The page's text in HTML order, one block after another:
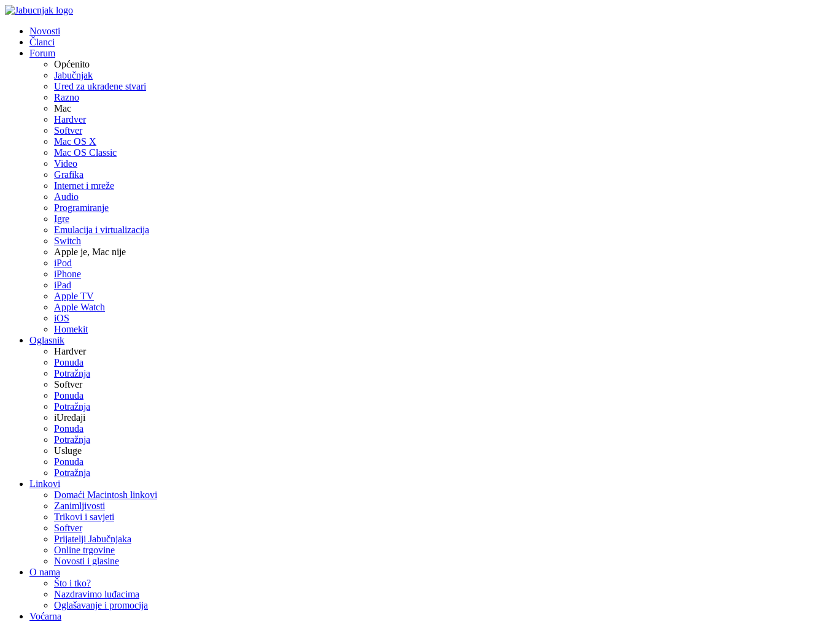
Novosti
Članci
Forum
Općenito
Jabučnjak
Ured za ukradene stvari
Razno
Mac
Hardver
Softver
Mac OS X
Mac OS Classic
Video
Grafika
Internet i mreže
Audio
Programiranje
Igre
Emulacija i virtualizacija
Switch
Apple je, Mac nije
iPod
iPhone
iPad
Apple TV
Apple Watch
iOS
Homekit
Oglasnik
Hardver
Ponuda
Potražnja
Softver
Ponuda
Potražnja
iUređaji
Ponuda
Potražnja
Usluge
Ponuda
Potražnja
Linkovi
Domaći Macintosh linkovi
Zanimljivosti
Trikovi i savjeti
Softver
Prijatelji Jabučnjaka
Online trgovine
Novosti i glasine
O nama
Što i tko?
Nazdravimo luđacima
Oglašavanje i promocija
Voćarna